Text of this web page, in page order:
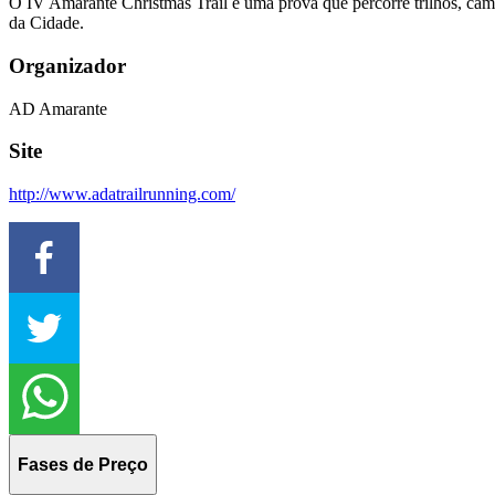
da Cidade.
Organizador
AD Amarante
Site
http://www.adatrailrunning.com/
Fases de Preço